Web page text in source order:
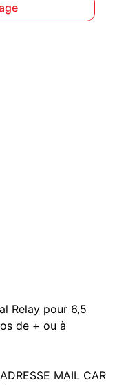
Relay pour 6,5
de + ou à
MAIL CAR